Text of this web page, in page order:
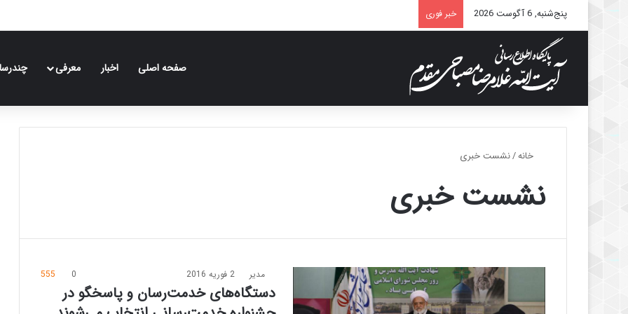
پنج‌شنبه, 6 آگوست 2026 خبر فوری
صفحه اصلی اخبار معرفی
خانه/نشست خبری
نشست خبری
مدیر 2 فوریه 2016 0
555
دستگاه‌های خدمت‌رسان و پاسخگو در